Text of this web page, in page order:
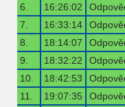
6.
16:26:02
7.
16:33:14
8.
18:14:07
9.
18:32:22
10.
18:42:53
11.
19:07:35